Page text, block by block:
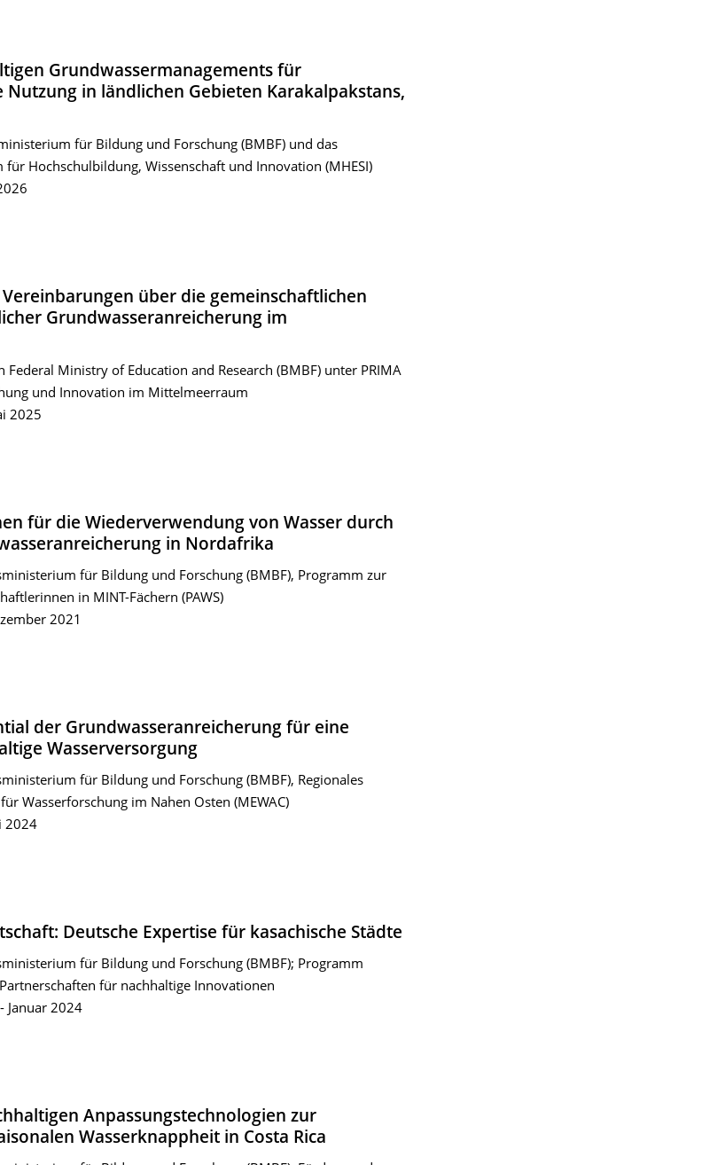
Grundwassermanagements für
in ländlichen Gebieten Karakalpakstans,
für Bildung und Forschung (BMBF) und das
für Hochschulbildung, Wissenschaft und Innovation (MHESI)
über die gemeinschaftlichen
Grundwasseranreicherung im
Federal Ministry of Education and Research (BMBF) unter PRIMA
und Innovation im Mittelmeerraum
2025
für die Wiederverwendung von Wasser durch
in Nordafrika
für Bildung und Forschung (BMBF), Programm zur
in MINT-Fächern (PAWS)
2021
der Grundwasseranreicherung für eine
Wasserversorgung
für Bildung und Forschung (BMBF), Regionales
Wasserforschung im Nahen Osten (MEWAC)
2024
Deutsche Expertise für kasachische Städte
für Bildung und Forschung (BMBF); Programm
für nachhaltige Innovationen
Januar 2024
Anpassungstechnologien zur
Wasserknappheit in Costa Rica